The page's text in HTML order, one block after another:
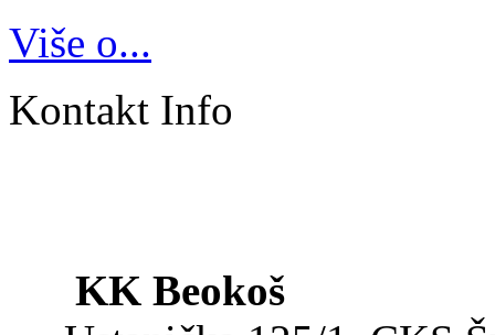
Više o...
Kontakt Info
KK Beokoš